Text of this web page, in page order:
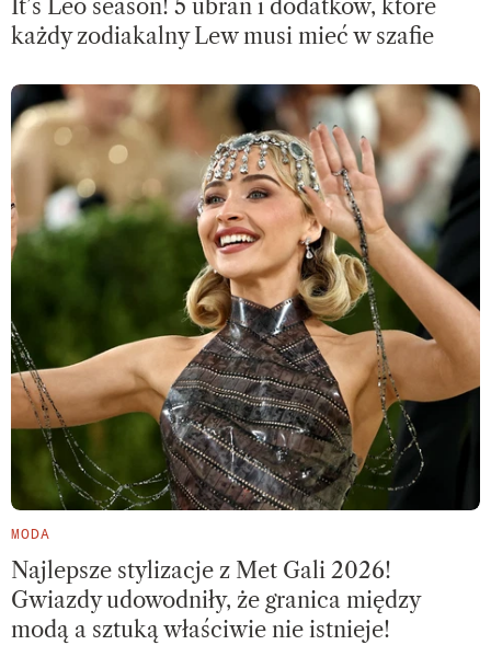
It’s Leo season! 5 ubrań i dodatków, które
każdy zodiakalny Lew musi mieć w szafie
MODA
Najlepsze stylizacje z Met Gali 2026!
Gwiazdy udowodniły, że granica między
modą a sztuką właściwie nie istnieje!